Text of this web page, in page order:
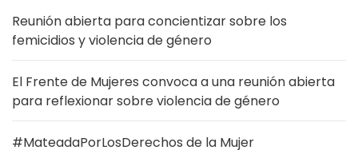
Reunión abierta para concientizar sobre los
femicidios y violencia de género
El Frente de Mujeres convoca a una reunión abierta
para reflexionar sobre violencia de género
#MateadaPorLosDerechos de la Mujer